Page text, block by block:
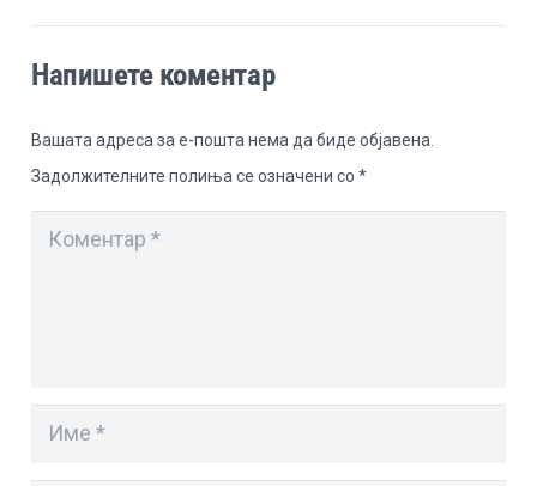
Напишете коментар
Вашата адреса за е-пошта нема да биде објавена.
Задолжителните полиња се означени со*